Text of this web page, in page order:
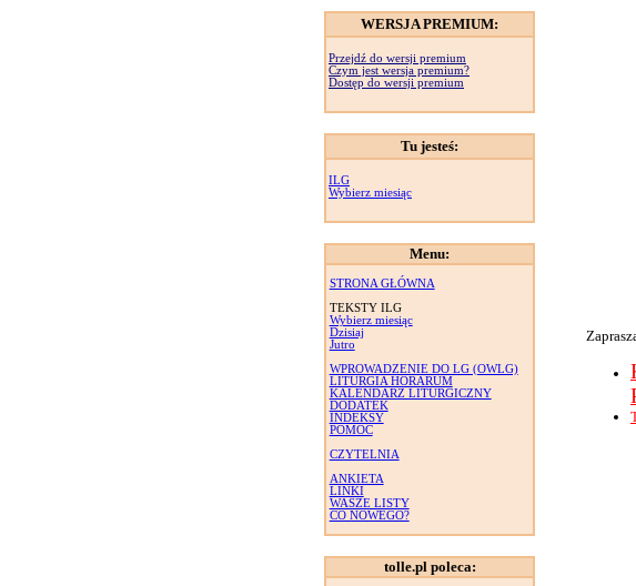
WERSJA PREMIUM:
Przejdź do wersji premium
Czym jest wersja premium?
Dostęp do wersji premium
Tu jesteś:
ILG
Wybierz miesiąc
Menu:
STRONA GŁÓWNA
TEKSTY ILG
Wybierz miesiąc
Dzisiaj
Jutro
WPROWADZENIE DO LG (OWLG)
LITURGIA HORARUM
KALENDARZ LITURGICZNY
DODATEK
INDEKSY
POMOC
CZYTELNIA
ANKIETA
LINKI
WASZE LISTY
CO NOWEGO?
tolle.pl poleca: